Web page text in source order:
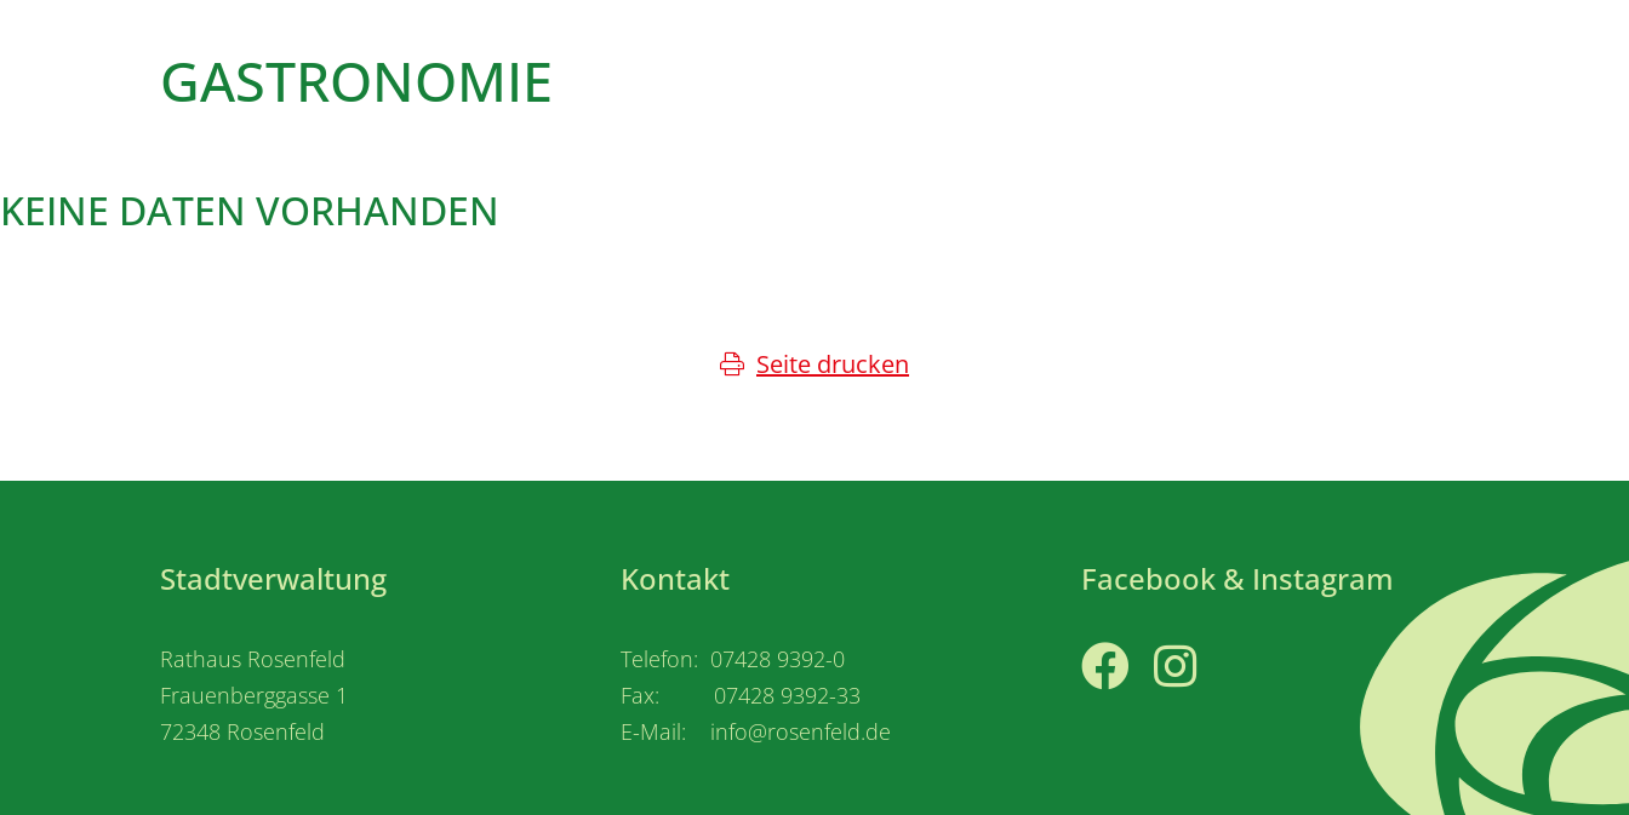
GASTRONOMIE
KEINE DATEN VORHANDEN
Seite drucken
Stadtverwaltung
Rathaus Rosenfeld
Frauenberggasse 1
72348 Rosenfeld
Kontakt
Telefon: 07428 9392-0
Fax: 07428 9392-33
E-Mail: info@rosenfeld.de
Facebook & Instagram